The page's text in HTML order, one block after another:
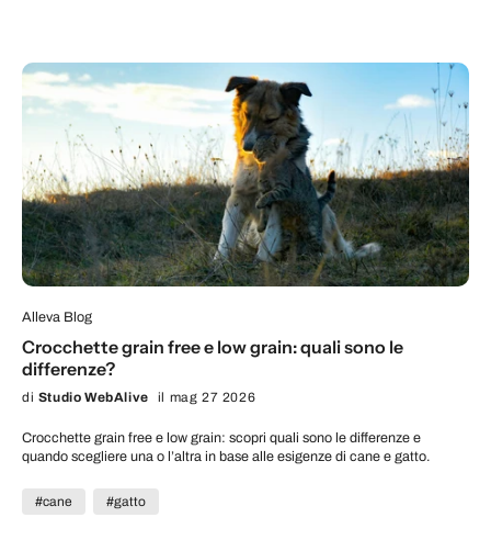
Alleva Blog
Crocchette grain free e low grain: quali sono le
differenze?
di Studio WebAlive il mag 27 2026
Crocchette grain free e low grain: scopri quali sono le differenze e
quando scegliere una o l’altra in base alle esigenze di cane e gatto.
#cane #gatto